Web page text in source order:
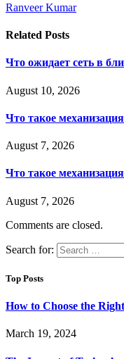
Ranveer Kumar
Related Posts
Что ожидает сеть в
August 10, 2026
Что такое
August 7, 2026
Что такое
August 7, 2026
Comments are closed.
Search for:
Top Posts
How to Choose the
March 19, 2024